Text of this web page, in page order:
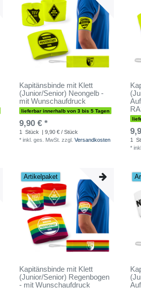
Kapitänsbinde mit Klett
(Junior/Senior) Neongelb -
mit Wunschaufdruck
lieferbar innerhalb von 3 bis 5 Tagen
9,90 € *
1 Stück
| 9,90 € / Stück
* inkl. ges. MwSt. zzgl. Versandkosten 1
*
Artikelpaket
Kapitänsbinde mit Klett
(Junior/Senior) Regenbogen
- mit Wunschaufdruck